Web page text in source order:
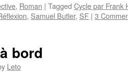
, Roman | Tagged Cycle par Frank
, Samuel Butler, SF | 3
bord
Leto